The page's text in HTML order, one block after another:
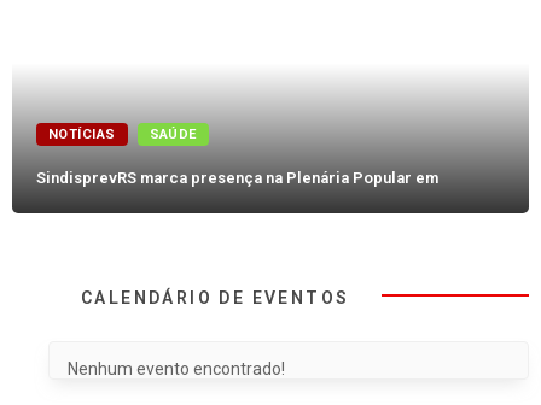
NOTÍCIAS SAÚDE
SindisprevRS marca presença na Plenária Popular em
CALENDÁRIO DE EVENTOS
Nenhum evento encontrado!